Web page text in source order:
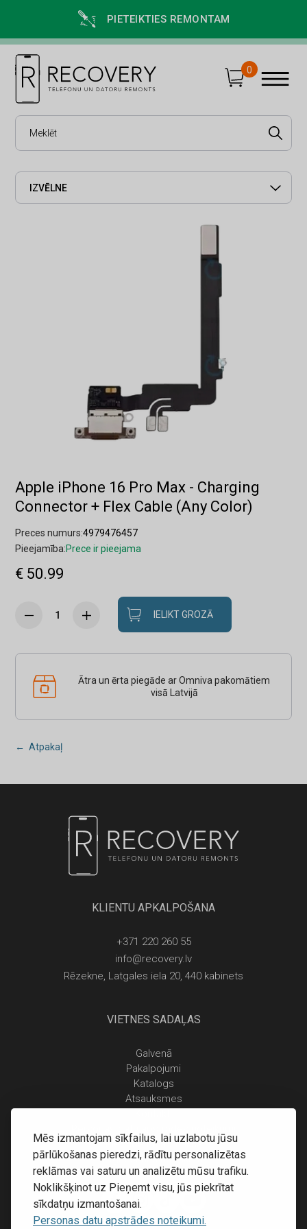
Mēs izmantojam sīkfailus, lai uzlabotu jūsu
pārlūkošanas pieredzi, rādītu personalizētas
reklāmas vai saturu un analizētu mūsu trafiku.
Noklikšķinot uz Pieņemt visu, jūs piekrītat
sīkdatņu izmantošanai.
Personas datu apstrādes noteikumi.
PIETEIKTIES REMONTAM
0
IZVĒLNE
Apple iPhone 16 Pro Max - Charging
Connector + Flex Cable (Any Color)
Preces numurs:4979476457
Pieejamība:Prece ir pieejama
€ 50.99
IELIKT GROZĀ
Ātra un ērta piegāde ar Omniva pakomātiem
visā Latvijā
← Atpakaļ
KLIENTU APKALPOŠANA
+371 220 260 55
info@recovery.lv
Rēzekne, Latgales iela 20, 440 kabinets
VIETNES SADAĻAS
Galvenā
Pakalpojumi
Katalogs
Atsauksmes
Piegāde un apmaksa
Atgriešanas noteikumi